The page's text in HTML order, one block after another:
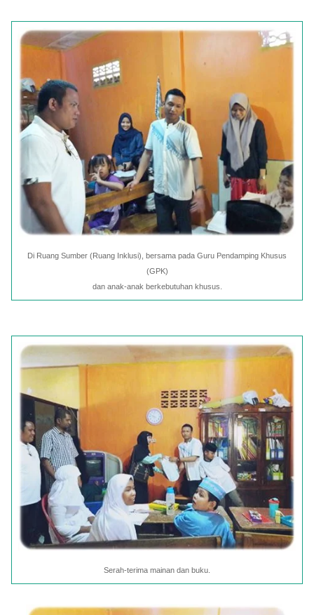
Di Ruang Sumber (Ruang Inklusi), bersama pada Guru Pendamping Khusus
(GPK)
dan anak-anak berkebutuhan khusus.
Serah-terima mainan dan buku.